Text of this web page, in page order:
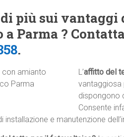
più sui vantaggi
Parma ?
.
L’affitto del
vantaggiosa
dispongono
Consente
installazione e manutenzione